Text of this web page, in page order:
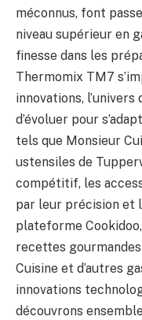
méconnus, font
niveau supérieur en
finesse dans les
Thermomix TM7
innovations, l’univers
d’évoluer pour
tels que Monsieur
ustensiles de
compétitif, les
par leur précision et
plateforme
recettes
Cuisine et d’autres
innovations
découvrons